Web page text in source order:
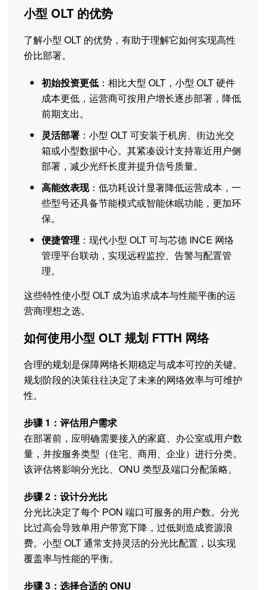
小型 OLT 的优势
了解小型 OLT 的优势，有助于理解它如何实现高性
价比部署。
初始投资更低 ：相比大型 OLT，小型 OLT 硬件
成本更低，运营商可按用户增长逐步部署，降低
前期支出。
灵活部署 ：小型 OLT 可安装于机房、街边光交
箱或小型数据中心。其紧凑设计支持靠近用户侧
部署，减少光纤长度并提升信号质量。
高能效表现：低功耗设计显著降低运营成本，一
些型号还具备节能模式或智能休眠功能，更加环
保。
便捷管理 ：现代小型 OLT 可与芯德 INCE 网络
管理平台联动，实现远程监控、告警与配置管
理。
这些特性使小型 OLT 成为追求成本与性能平衡的运
营商理想之选。
如何使用小型 OLT 规划 FTTH 网络
合理的规划是保障网络长期稳定与成本可控的关键。
规划阶段的决策往往决定了未来的网络效率与可维护
性。
步骤 1：评估用户需求
在部署前，应明确需要接入的家庭、办公室或用户数
量，并按服务类型（住宅、商用、企业）进行分类。
该评估将影响分光比、ONU 类型及端口分配策略。
步骤 2：设计分光比
分光比决定了每个 PON 端口可服务的用户数。分光
比过高会导致单用户带宽下降，过低则造成资源浪
费。小型 OLT 通常支持灵活的分光比配置，以实现
覆盖率与性能的平衡。
步骤 3：选择合适的 ONU